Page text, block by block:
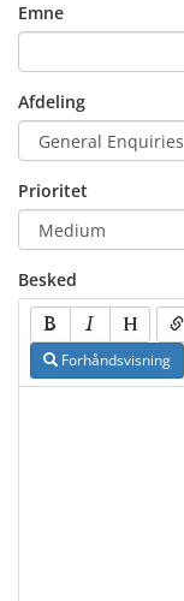
Emne
Afdeling
Prioritet
Besked
Forhåndsvisning